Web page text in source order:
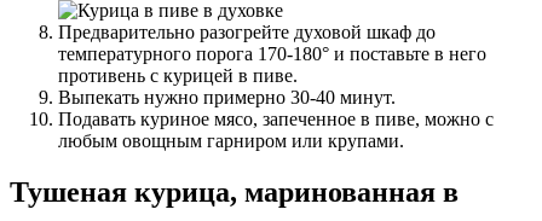
Предварительно разогрейте духовой шкаф до
температурного порога 170-180° и поставьте в него
противень с курицей в пиве.
Выпекать нужно примерно 30-40 минут.
Подавать куриное мясо, запеченное в пиве, можно с
любым овощным гарниром или крупами.
Тушеная курица, маринованная в